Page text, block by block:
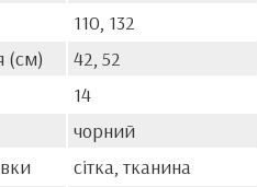
110, 132
(см)
42, 52
14
чорний
сітка, тканина